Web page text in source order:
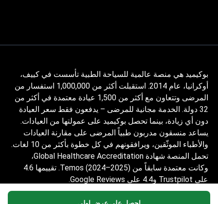
بوكيميد هي منصة عالمية للسياحة الطبية تأسست في كييف،
أوكرانيا، عام 2014. استقبلت أكثر من 1,000,000 استفسار من
المرضى وتتعاون مع أكثر من 1,500 عيادة معتمدة في أكثر من
32 دولة. الخدمة مجانية للمرضى – يدفعون فقط سعر العيادة
دون أي زيادة، بينما تحصل بوكيميد على عمولتها من العيادات.
يساعد منسقون مدربون طبياً المرضى على مقارنة العيادات
والأطباء الموثّقين، ويرافقونهم في كل خطوة بأكثر من 10 لغات.
تحمل المنصة شهادة Global Healthcare Accreditation،
وكانت معتمدة سابقاً من Temos (2024–2025). تقييمها 4.6
على Trustpilot و4.4 على Google Reviews.